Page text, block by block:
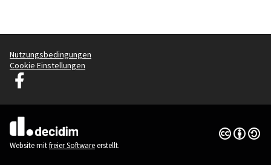
Nutzungsbedingungen
Cookie Einstellungen
Decidim Ljubljana auf Facebook
(Externer Link)
Website mitfreier Softwareerstellt.
Creative
(Externer